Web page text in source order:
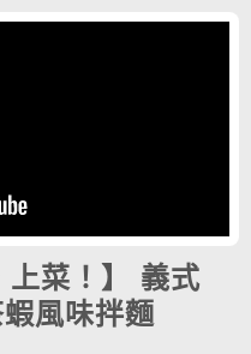
上菜！】 義式
風味拌麵